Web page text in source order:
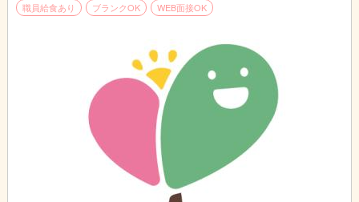
職員給食あり
ブランクOK WEB面接OK